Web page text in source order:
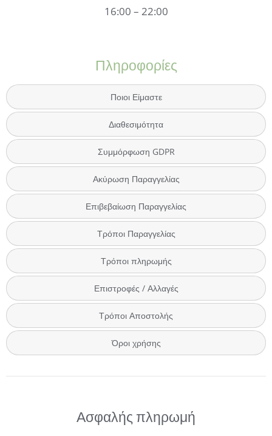
16:00 – 22:00
Πληροφορίες
Ποιοι Είμαστε
Διαθεσιμότητα
Συμμόρφωση GDPR
Ακύρωση Παραγγελίας
Επιβεβαίωση Παραγγελίας
Τρόποι Παραγγελίας
Τρόποι πληρωμής
Επιστροφές / Αλλαγές
Τρόποι Αποστολής
Όροι χρήσης
Ασφαλής πληρωμή